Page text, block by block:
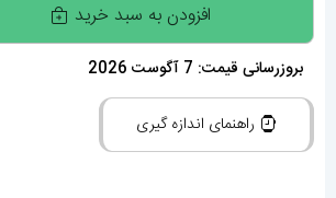
مچی
مردانه
اینویکتا
افزودن به سبد خرید
بروزرسانی قیمت: 7 آگوست 2026
راهنمای اندازه گیری